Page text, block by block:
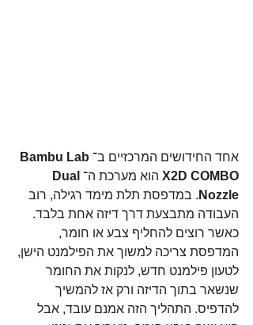
אחד החידושים המרכזיים ב־ Bambu Lab
X2D COMBO הוא מערכת ה־ Dual
Nozzle . במדפסת תלת מימד רגילה, רוב
העבודה מתבצעת דרך דיזה אחת בלבד.
כאשר רוצים להחליף צבע או חומר,
המדפסת צריכה למשוך את הפילמנט הישן,
לטעון פילמנט חדש, לנקות את החומר
שנשאר בתוך הדיזה ורק אז להמשיך
להדפיס. התהליך הזה אמנם עובד, אבל